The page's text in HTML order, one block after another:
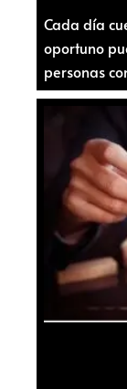
Cada día
oportuno
personas